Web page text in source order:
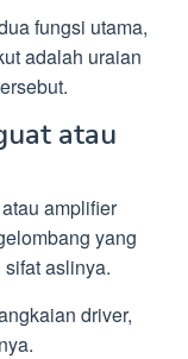
fungsi utama,
adalah uraian
atau
amplifier
yang
aslinya.
driver,